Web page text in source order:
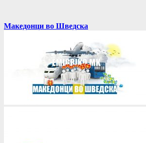
Македонци во Шведска